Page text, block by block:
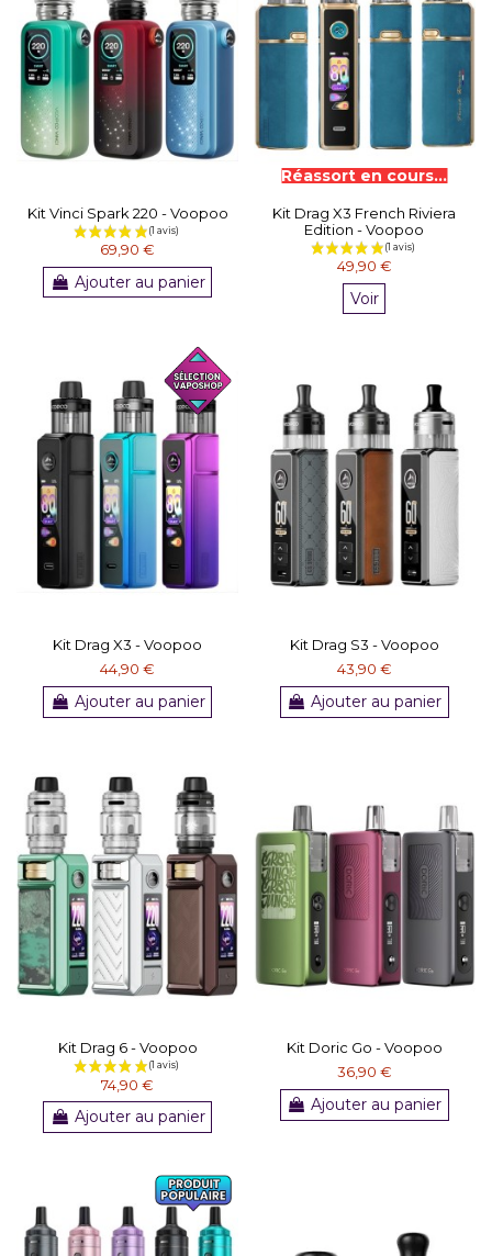
Kit Vinci Spark 220 - Voopoo
69,90 €
Ajouter au panier
Kit Drag X3 French Riviera
Edition - Voopoo
49,90 €
Voir
Kit Drag X3 - Voopoo
44,90 €
Ajouter au panier
Kit Drag S3 - Voopoo
43,90 €
Ajouter au panier
Kit Drag 6 - Voopoo
74,90 €
Ajouter au panier
Kit Doric Go - Voopoo
36,90 €
Ajouter au panier